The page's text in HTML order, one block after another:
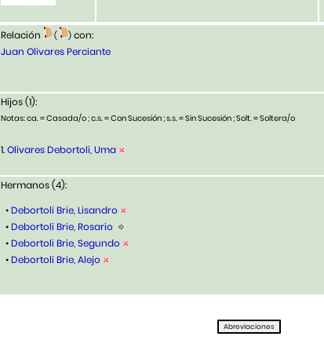
Relación ( ) con:
Juan Olivares Perciante
Hijos (1):
Notas: ca. = Casada/o ; c.s. = Con Sucesión ; s.s. = Sin Sucesión ; Solt. = Soltera/o
1.Olivares Debortoli, Uma
Hermanos (4):
•Debortoli Brie, Lisandro
•Debortoli Brie, Rosario
•Debortoli Brie, Segundo
•Debortoli Brie, Alejo